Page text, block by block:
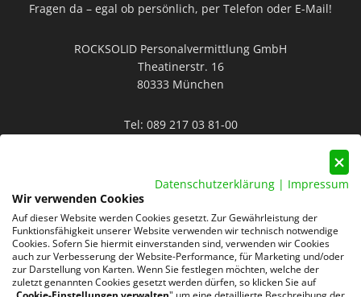
Fragen da – egal ob persönlich, per Telefon oder E-Mail!
ROCKSOLID Personalvermittlung GmbH
Theatinerstr. 16
80333 München
Tel: 089 217 03 81-00
Datenschutz AGB Impressum
Datenschutzerklärung | Impressum
Wir verwenden Cookies
Auf dieser Website werden Cookies gesetzt. Zur Gewährleistung der
Funktionsfähigkeit unserer Website verwenden wir technisch notwendige
Cookies. Sofern Sie hiermit einverstanden sind, verwenden wir Cookies
auch zur Verbesserung der Website-Performance, für Marketing und/oder
zur Darstellung von Karten. Wenn Sie festlegen möchten, welche der
zuletzt genannten Cookies gesetzt werden dürfen, so klicken Sie auf